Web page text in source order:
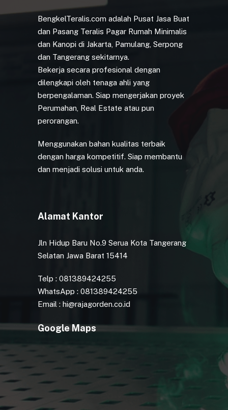
BengkelTeralis.com adalah Pusat Jasa Buat
dan Pasang Teralis Pagar Rumah Minimalis
dan Kanopi di Jakarta, Pamulang, Serpong
dan Tangerang sekitarnya.
Bekerja secara profesional dengan
dilengkapi oleh tenaga ahli yang
berpengalaman. Siap mengerjakan proyek
Perumahan, Real Estate atau pun
perorangan.
Menggunakan bahan kualitas terbaik
dengan harga kompetitif. Siap membantu
dan menjadi solusi untuk anda.
Alamat Kantor
Jln Hidup Baru No.9 Serua Kota Tangerang
Selatan Jawa Barat 15414
Telp : 081389424255
WhatsApp : 081389424255
Email : hi@rajagorden.co.id
Google Maps